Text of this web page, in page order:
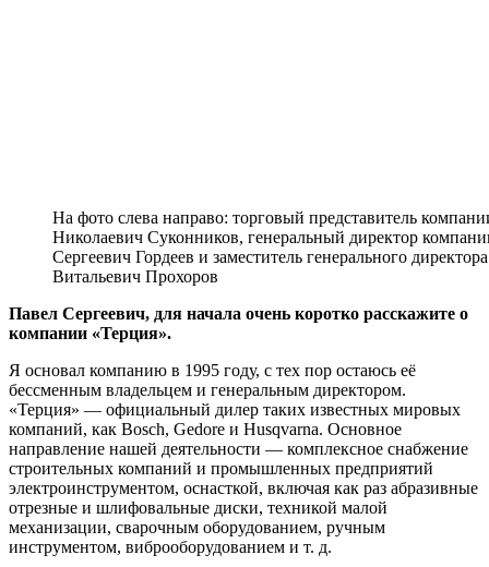
На фото слева направо: торговый представитель
Николаевич Суконников, генеральный директор
Сергеевич Гордеев и заместитель генерального
Витальевич Прохоров
Павел Сергеевич, для начала очень коротко расскажите о
компании «Терция».
Я основал компанию в 1995 году, с тех пор остаюсь её
бессменным владельцем и генеральным директором.
«Терция» — официальный дилер таких известных мировых
компаний, как Bosch, Gedore и Husqvarna. Основное
направление нашей деятельности — комплексное снабжение
строительных компаний и промышленных предприятий
электроинструментом, оснасткой, включая как раз абразивные
отрезные и шлифовальные диски, техникой малой
механизации, сварочным оборудованием, ручным
инструментом, виброоборудованием и т. д.